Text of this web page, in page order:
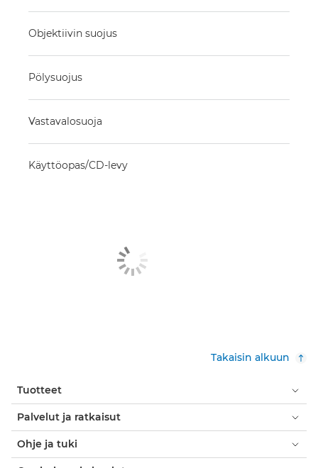
Objektiivin suojus
Pölysuojus
Vastavalosuoja
Käyttöopas/CD-levy
Takaisin alkuun
Tuotteet
Palvelut ja ratkaisut
Ohje ja tuki